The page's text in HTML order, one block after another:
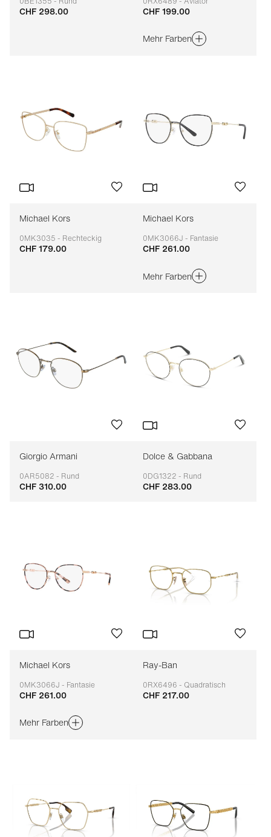
Anpassbar
CHF 298.00 Anpassbar
CHF 199.00
Mehr Farben
Michael Kors
0MK3035 - Rechteckig
Anpassbar
CHF 179.00
Michael Kors
0MK3066J - Fantasie
Anpassbar
CHF 261.00
Mehr Farben
Giorgio Armani
0AR5082 - Rund
Anpassbar
CHF 310.00
Dolce & Gabbana
0DG1322 - Rund
Anpassbar
CHF 283.00
Michael Kors
0MK3066J - Fantasie
Anpassbar
CHF 261.00
Mehr Farben
Ray-Ban
0RX6496 - Quadratisch
Anpassbar
CHF 217.00